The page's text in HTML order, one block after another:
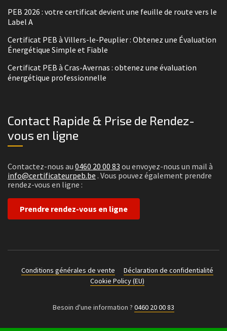
PEB 2026 : votre certificat devient une feuille de route vers le
Label A
Certificat PEB à Villers-le-Peuplier : Obtenez une Évaluation
Énergétique Simple et Fiable
Certificat PEB à Cras-Avernas : obtenez une évaluation
énergétique professionnelle
Contact Rapide & Prise de Rendez-
vous en ligne
Contactez-nous au 0460 20 00 83 ou envoyez-nous un mail à
info@certificateurpeb.be . Vous pouvez également prendre
rendez-vous en ligne :
Prendre rendez-vous en ligne
Conditions générales de vente
Déclaration de confidentialité
Cookie Policy (EU)
Besoin d'une information ? 0460 20 00 83